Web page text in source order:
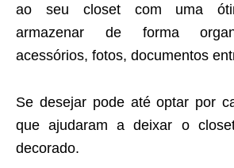
ao seu closet com uma
armazenar de forma
acessórios, fotos, documentos
Se desejar pode até optar por
que ajudaram a deixar o
decorado.